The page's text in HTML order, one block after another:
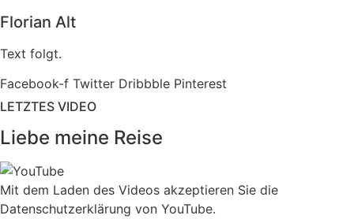
Florian Alt
Text folgt.
Facebook-f Twitter Dribbble Pinterest
LETZTES VIDEO
Liebe meine Reise
Mit dem Laden des Videos akzeptieren Sie die
Datenschutzerklärung von YouTube.